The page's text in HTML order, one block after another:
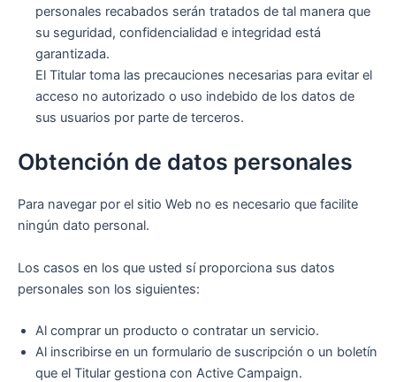
personales recabados serán tratados de tal manera que
su seguridad, confidencialidad e integridad está
garantizada.
El Titular toma las precauciones necesarias para evitar el
acceso no autorizado o uso indebido de los datos de
sus usuarios por parte de terceros.
Obtención de datos personales
Para navegar por el sitio Web no es necesario que facilite
ningún dato personal.
Los casos en los que usted sí proporciona sus datos
personales son los siguientes:
Al comprar un producto o contratar un servicio.
Al inscribirse en un formulario de suscripción o un boletín
que el Titular gestiona con Active Campaign.